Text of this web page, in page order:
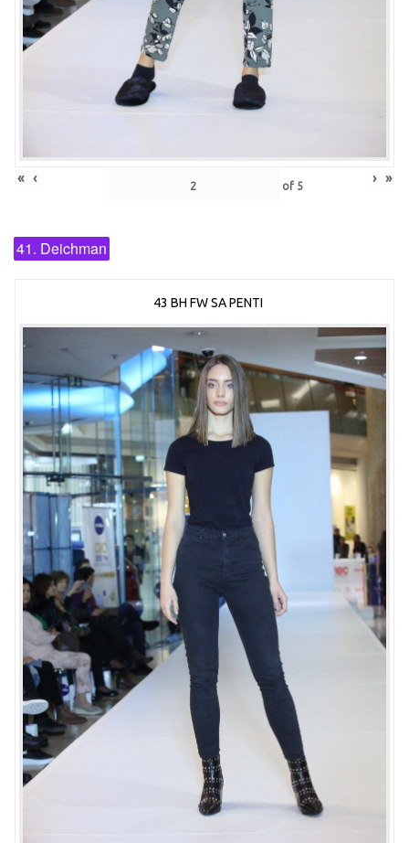
« ‹ of 5 › »
41. Deichman
43 BH FW SA PENTI